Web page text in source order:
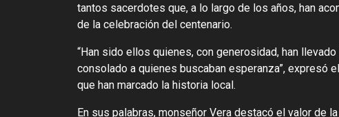
tantos sacerdotes que, a lo largo de los años, han
de la celebración del centenario.
“Han sido ellos quienes, con generosidad, han
consolado a quienes buscaban esperanza”, expresó
que han marcado la historia local.
En sus palabras, monseñor Vera destacó el valor de